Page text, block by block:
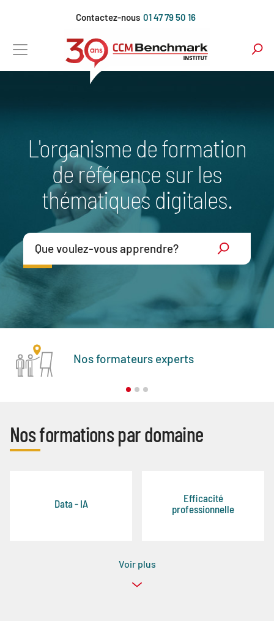
principal
Contactez-nous 01 47 79 50 16
L'organisme de formation
de référence sur les
thématiques digitales.
Nos formateurs experts
Nos formations par domaine
Data - IA
Efficacité
professionnelle
Voir plus